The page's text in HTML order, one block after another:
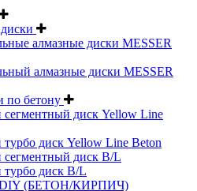
алмазные диски MESSER
алмазные диски MESSER
по бетону
диск Yellow Line
диск Yellow Line Beton
диск B/L
диск B/L
DIY (БЕТОН/КИРПИЧ)